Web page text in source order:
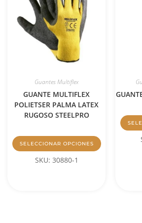
Guantes Multiflex
GUANTE MULTIFLEX
POLIETSER PALMA LATEX
RUGOSO STEELPRO
SELECCIONAR OPCIONES
SKU: 30880-1